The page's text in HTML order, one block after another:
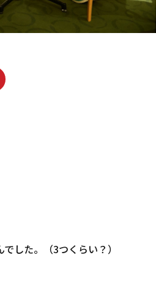
した。（3つくらい？）